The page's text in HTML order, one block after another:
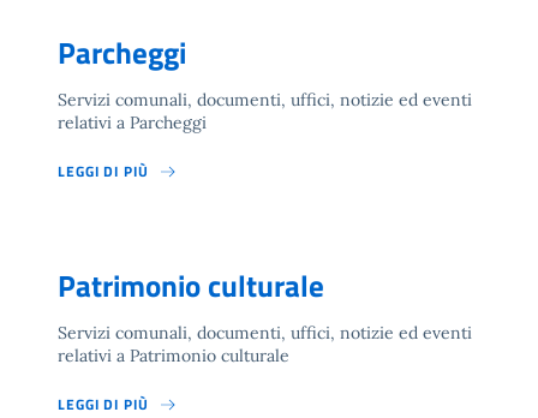
Parcheggi
Servizi comunali, documenti, uffici, notizie ed eventi
relativi a Parcheggi
LEGGI DI PIÙ
Patrimonio culturale
Servizi comunali, documenti, uffici, notizie ed eventi
relativi a Patrimonio culturale
LEGGI DI PIÙ